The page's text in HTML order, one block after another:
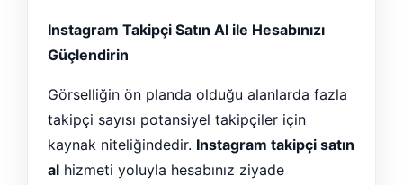
Instagram Takipçi Satın Al ile Hesabınızı
Güçlendirin
Görselliğin ön planda olduğu alanlarda fazla
takipçi sayısı potansiyel takipçiler için
kaynak niteliğindedir. Instagram takipçi satın
al hizmeti yoluyla hesabınız ziyade